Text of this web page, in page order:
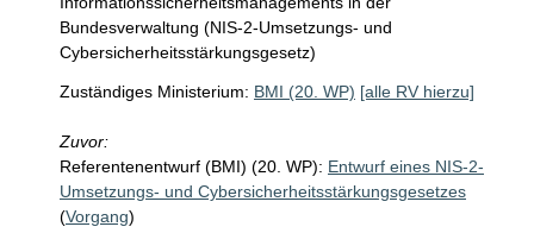
Bundesverwaltung (NIS-2-Umsetzungs- und
Cybersicherheitsstärkungsgesetz)
Zuständiges Ministerium: BMI (20. WP) [alle RV hierzu]
Zuvor:
Referentenentwurf (BMI) (20. WP): Entwurf eines NIS-2-
Umsetzungs- und Cybersicherheitsstärkungsgesetzes
(Vorgang)